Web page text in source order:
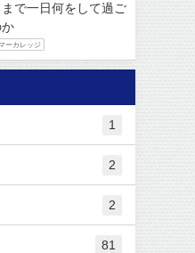
で一日何をして過ご
か
ーカレッジ
1
2
2
81